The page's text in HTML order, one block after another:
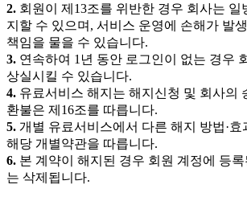
2. 회원이 제13조를 위반한 경우 회사는 일
지할 수 있으며, 서비스 운영에 손해가 발
책임을 물을 수 있습니다.
3. 연속하여 1년 동안 로그인이 없는 경우
상실시킬 수 있습니다.
4. 유료서비스 해지는 해지신청 및 회사의
환불은 제16조를 따릅니다.
5. 개별 유료서비스에서 다른 해지 방법·효
해당 개별약관을 따릅니다.
6. 본 계약이 해지된 경우 회원 계정에 등록
는 삭제됩니다.